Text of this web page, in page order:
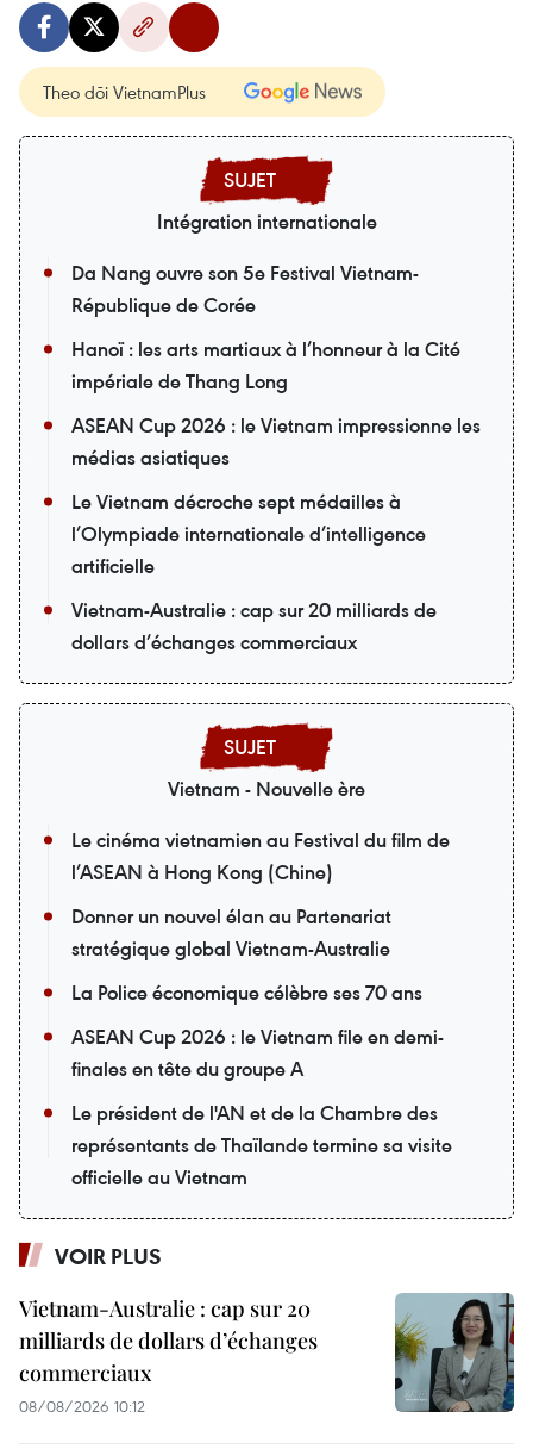
Theo dõi VietnamPlus
Intégration internationale
Da Nang ouvre son 5e Festival Vietnam-
République de Corée
Hanoï : les arts martiaux à l’honneur à la Cité
impériale de Thang Long
ASEAN Cup 2026 : le Vietnam impressionne les
médias asiatiques
Le Vietnam décroche sept médailles à
l’Olympiade internationale d’intelligence
artificielle
Vietnam-Australie : cap sur 20 milliards de
dollars d’échanges commerciaux
Vietnam - Nouvelle ère
Le cinéma vietnamien au Festival du film de
l’ASEAN à Hong Kong (Chine)
Donner un nouvel élan au Partenariat
stratégique global Vietnam-Australie
La Police économique célèbre ses 70 ans
ASEAN Cup 2026 : le Vietnam file en demi-
finales en tête du groupe A
Le président de l'AN et de la Chambre des
représentants de Thaïlande termine sa visite
officielle au Vietnam
VOIR PLUS
Vietnam-Australie : cap sur 20
milliards de dollars d’échanges
commerciaux
08/08/2026 10:12